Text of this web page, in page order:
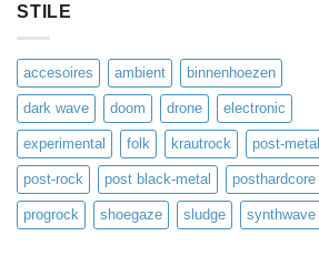
STILE
accesoires ambient binnenhoezen
dark wave doom drone electronic
experimental folk krautrock post-metal
post-rock post black-metal posthardcore
progrock shoegaze sludge synthwave